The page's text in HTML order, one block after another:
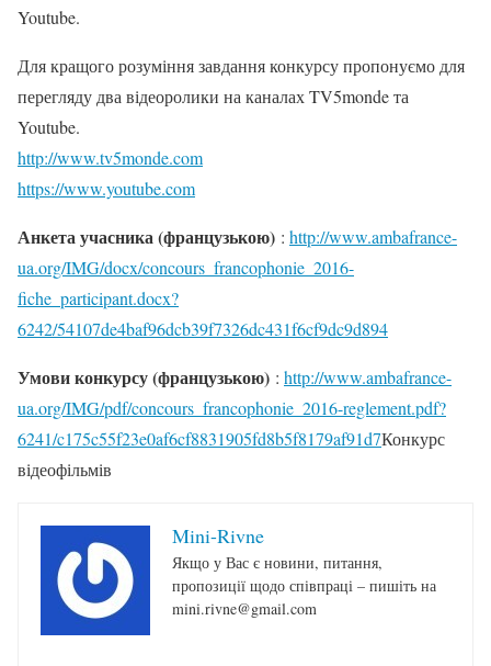
Youtube.
Для кращого розуміння завдання конкурсу пропонуємо для
перегляду два відеоролики на каналах TV5monde та
Youtube.
http://www.tv5monde.com
https://www.youtube.com
Анкета учасника (французькою) : http://www.ambafrance-
ua.org/IMG/docx/concours_francophonie_2016-
fiche_participant.docx?
6242/54107de4baf96dcb39f7326dc431f6cf9dc9d894
Умови конкурсу (французькою) : http://www.ambafrance-
ua.org/IMG/pdf/concours_francophonie_2016-reglement.pdf?
6241/c175c55f23e0af6cf8831905fd8b5f8179af91d7Конкурс
відеофільмів
Mini-Rivne
Якщо у Вас є новини, питання,
пропозиції щодо співпраці – пишіть на
mini.rivne@gmail.com